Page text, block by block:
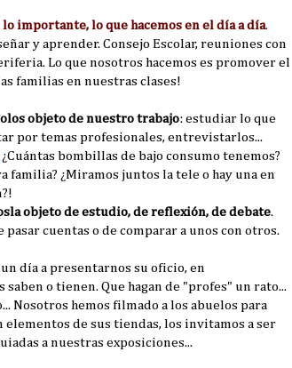
importante, lo que hacemos en el día a día.
y aprender. Consejo Escolar, reuniones con
Lo que nosotros hacemos es promover el
familias en nuestras clases!
objeto de nuestro trabajo: estudiar lo que
por temas profesionales, entrevistarlos...
¿Cuántas bombillas de bajo consumo tenemos?
familia? ¿Miramos juntos la tele o hay una en
objeto de estudio, de reflexión, de debate.
cuentas o de comparar a unos con otros.
día a presentarnos su oficio, en
o tienen. Que hagan de "profes" un rato...
Nosotros hemos filmado a los abuelos para
de sus tiendas, los invitamos a ser
a nuestras exposiciones...